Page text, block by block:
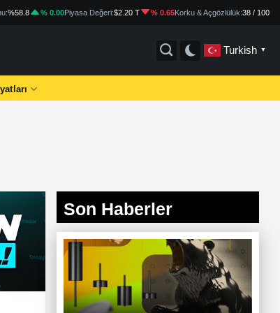
%58.8 % 0.00Piyasa Değeri:$2.20 T % 0.65Korku & Açgözlülük:38 / 100
Turkish ▼
Son Haberler